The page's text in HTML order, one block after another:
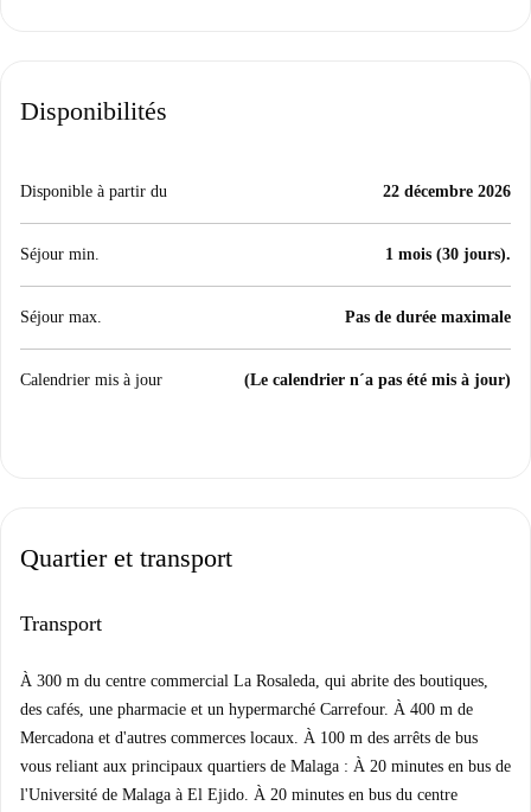
Disponibilités
Disponible à partir du 22 décembre 2026
Séjour min. 1 mois (30 jours).
Séjour max. Pas de durée maximale
Calendrier mis à jour (Le calendrier n´a pas été mis à jour)
Quartier et transport
Transport
À 300 m du centre commercial La Rosaleda, qui abrite des boutiques,
des cafés, une pharmacie et un hypermarché Carrefour. À 400 m de
Mercadona et d'autres commerces locaux. À 100 m des arrêts de bus
vous reliant aux principaux quartiers de Malaga : À 20 minutes en bus de
l'Université de Malaga à El Ejido. À 20 minutes en bus du centre